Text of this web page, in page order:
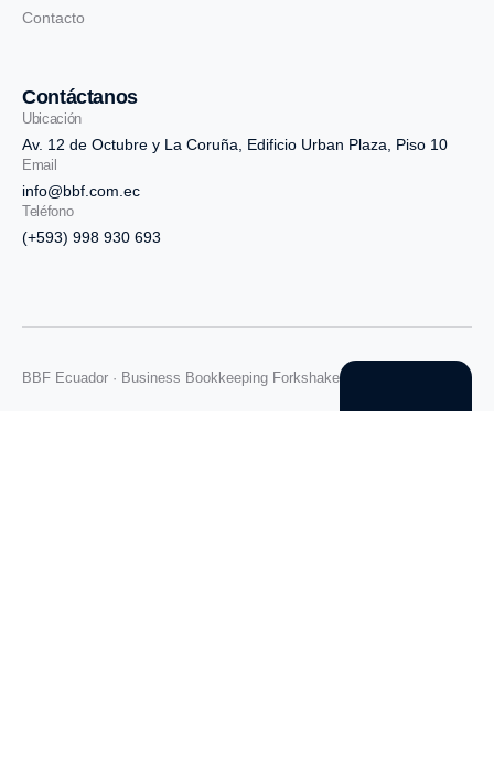
Contacto
Contáctanos
Ubicación
Av. 12 de Octubre y La Coruña, Edificio Urban Plaza, Piso 10
Email
info@bbf.com.ec
Teléfono
(+593) 998 930 693
BBF Ecuador · Business Bookkeeping Forkshake